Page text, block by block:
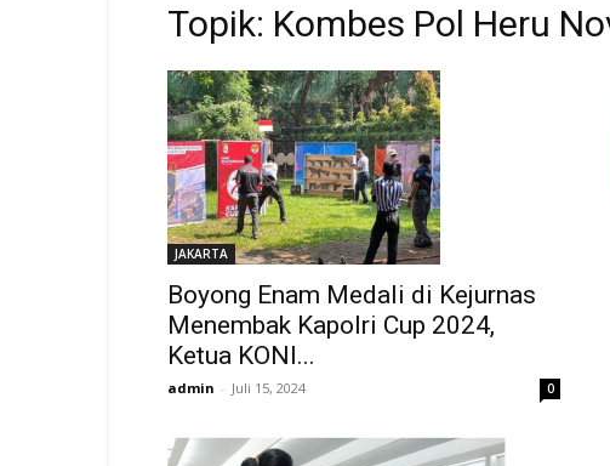
Topik: Kombes Pol Heru
JAKARTA
Boyong Enam Medali di Kejurnas
Menembak Kapolri Cup 2024,
Ketua KONI...
admin - Juli 15, 2024 0